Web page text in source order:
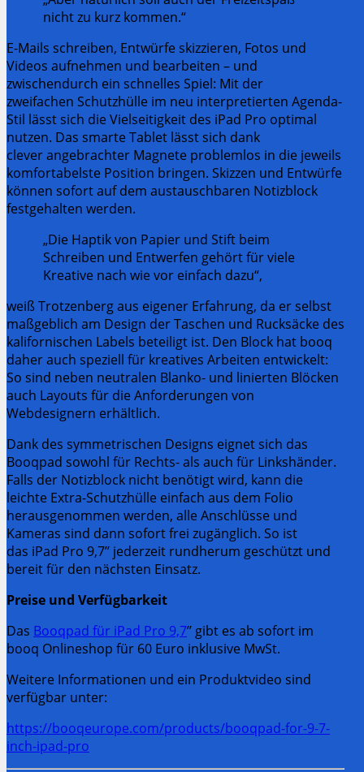
nicht zu kurz kommen.“
E-Mails schreiben, Entwürfe skizzieren, Fotos und
Videos aufnehmen und bearbeiten – und
zwischendurch ein schnelles Spiel: Mit der
zweifachen Schutzhülle im neu interpretierten Agenda-
Stil lässt sich die Vielseitigkeit des iPad Pro optimal
nutzen. Das smarte Tablet lässt sich dank
clever angebrachter Magnete problemlos in die jeweils
komfortabelste Position bringen. Skizzen und Entwürfe
können sofort auf dem austauschbaren Notizblock
festgehalten werden.
„Die Haptik von Papier und Stift beim
Schreiben und Entwerfen gehört für viele
Kreative nach wie vor einfach dazu“,
weiß Trotzenberg aus eigener Erfahrung, da er selbst
maßgeblich am Design der Taschen und Rucksäcke des
kalifornischen Labels beteiligt ist. Den Block hat booq
daher auch speziell für kreatives Arbeiten entwickelt:
So sind neben neutralen Blanko- und linierten Blöcken
auch Layouts für die Anforderungen von
Webdesignern erhältlich.
Dank des symmetrischen Designs eignet sich das
Booqpad sowohl für Rechts- als auch für Linkshänder.
Falls der Notizblock nicht benötigt wird, kann die
leichte Extra-Schutzhülle einfach aus dem Folio
herausgenommen werden, alle Anschlüsse und
Kameras sind dann sofort frei zugänglich. So ist
das iPad Pro 9,7’’ jederzeit rundherum geschützt und
bereit für den nächsten Einsatz.
Preise und Verfügbarkeit
Das Booqpad für iPad Pro 9,7’’ gibt es ab sofort im
booq Onlineshop für 60 Euro inklusive MwSt.
Weitere Informationen und ein Produktvideo sind
verfügbar unter:
https://booqeurope.com/products/booqpad-for-9-7-
inch-ipad-pro